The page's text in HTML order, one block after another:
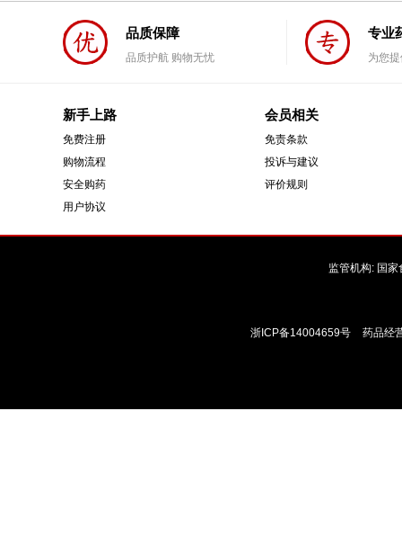
品质保障
品质护航 购物无忧
专业
为您
新手上路
免费注册
购物流程
安全购药
用户协议
会员相关
免责条款
投诉与建议
评价规则
监管机构: 国家
浙ICP备14004659号 药品经